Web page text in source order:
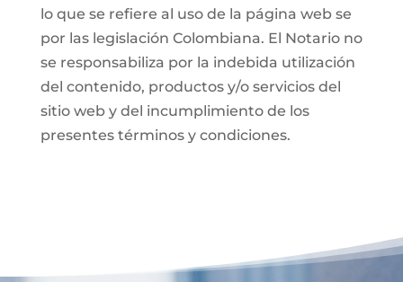
lo que se refiere al uso de la página web se
por las legislación Colombiana. El Notario no
se responsabiliza por la indebida utilización
del contenido, productos y/o servicios del
sitio web y del incumplimiento de los
presentes términos y condiciones.